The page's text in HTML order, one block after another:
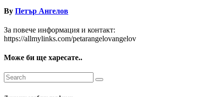
By Петър Ангелов
За повече информация и контакт:
https://allmylinks.com/petarangelovangelov
Може би ще харесате..